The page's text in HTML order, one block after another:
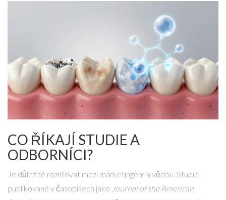
CO ŘÍKAJÍ STUDIE A
ODBORNÍCI?
Je důležité rozlišovat mezi marketingem a vědou. Studie
publikované v časopisech jako Journal of the American